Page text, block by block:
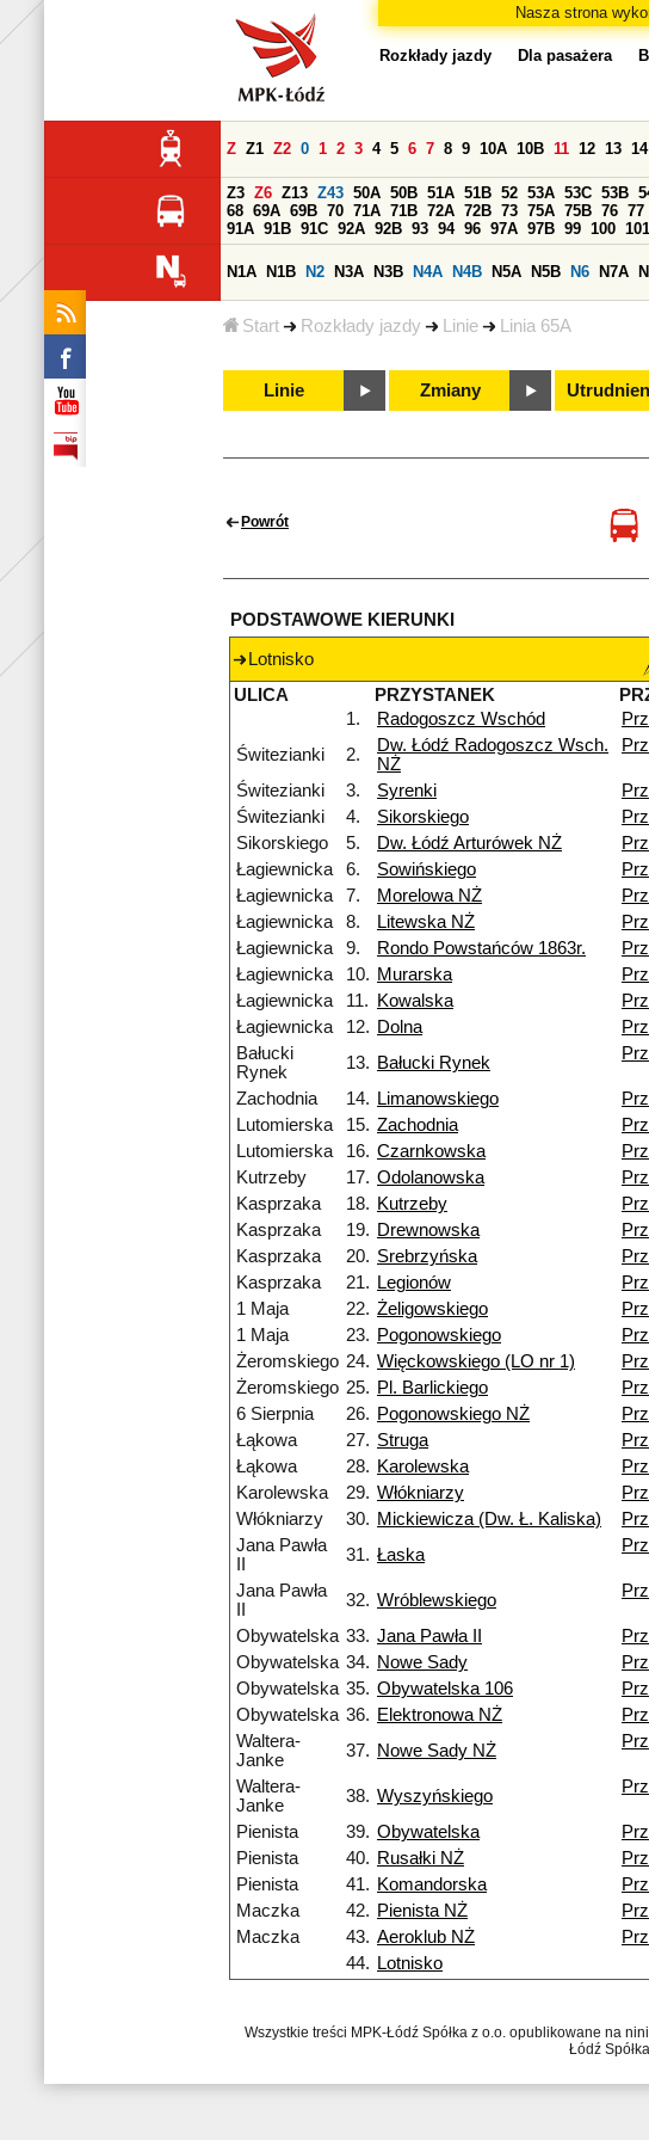
Nasza strona
Start Rozkłady jazdy Linie Linia 65A
Rozkłady jazdy Dla pasażera
Z Z1 Z2 0 1 2 3 4 5 6 7 8 9 10A 10B 11 12 13 14
Z3 Z6 Z13 Z43 50A 50B 51A 51B 52 53A 53C 53B
68 69A 69B 70 71A 71B 72A 72B 73 75A 75B 76 77
91A 91B 91C 92A 92B 93 94 96 97A 97B 99 100 101
N1A N1B N2 N3A N3B N4A N4B N5A N5B N6 N7A
Linie Zmiany
Powrót
PODSTAWOWE KIERUNKI
Lotnisko
ULICA
PRZYSTANEK
1.
Radogoszcz Wschód
Świtezianki
2.
Dw. Łódź Radogoszcz Wsch.
NŻ
Świtezianki 3. Syrenki
Świtezianki
4. Sikorskiego
Sikorskiego
5. Dw. Łódź Arturówek NŻ
Łagiewnicka
6. Sowińskiego
Łagiewnicka
7. Morelowa NŻ
Łagiewnicka
8. Litewska NŻ
Łagiewnicka
9. Rondo Powstańców 1863r.
Łagiewnicka
10. Murarska
Łagiewnicka
11. Kowalska
Łagiewnicka
12. Dolna
Bałucki
Rynek
13. Bałucki Rynek
Zachodnia 14. Limanowskiego
Lutomierska
15. Zachodnia
Lutomierska
16. Czarnkowska
Kutrzeby
17. Odolanowska
Kasprzaka
18. Kutrzeby
Kasprzaka
19. Drewnowska
Kasprzaka
20. Srebrzyńska
Kasprzaka
21. Legionów
1 Maja
22. Żeligowskiego
1 Maja
23. Pogonowskiego
Żeromskiego 24. Więckowskiego (LO nr 1)
Żeromskiego 25. Pl. Barlickiego
6 Sierpnia
26. Pogonowskiego NŻ
Łąkowa
27. Struga
Łąkowa
28. Karolewska
Karolewska
29. Włókniarzy
Włókniarzy
30. Mickiewicza (Dw. Ł. Kaliska)
Jana Pawła
31. Łaska
Jana Pawła
32. Wróblewskiego
Obywatelska 33. Jana Pawła II
Obywatelska 34. Nowe Sady
Obywatelska 35. Obywatelska 106
Obywatelska 36. Elektronowa NŻ
Waltera-
Janke
37. Nowe Sady NŻ
Waltera-
Janke
38. Wyszyńskiego
Pienista 39. Obywatelska
Pienista
40. Rusałki NŻ
Pienista
41. Komandorska
Maczka
42. Pienista NŻ
Maczka
43. Aeroklub NŻ
44.
Lotnisko
Wszystkie treści MPK-Łódź Spółka z o.o. opublikowane na
Łódź